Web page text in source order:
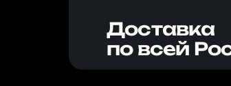
Доставка
по всей